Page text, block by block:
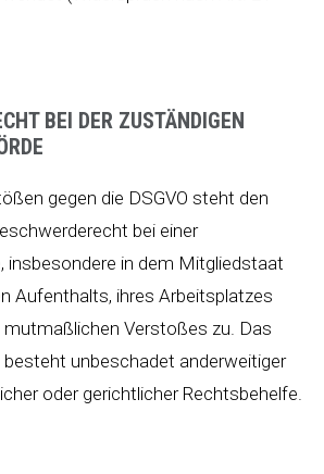
BEI DER ZUSTÄNDIGEN
gegen die DSGVO steht den
bei einer
insbesondere in dem Mitgliedstaat
Aufenthalts, ihres Arbeitsplatzes
mutmaßlichen Verstoßes zu. Das
unbeschadet anderweitiger
oder gerichtlicher Rechtsbehelfe.